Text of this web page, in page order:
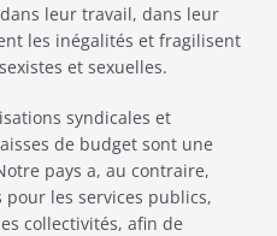
leur travail, dans leur
les inégalités et fragilisent
et sexuelles.
syndicales et
de budget sont une
pays a, au contraire,
les services publics,
collectivités, afin de